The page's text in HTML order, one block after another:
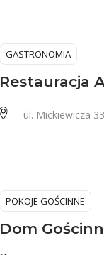
GASTRONOMIA
Restauracja
ul. Mickiewicza 33
POKOJE GOŚCINNE
Dom